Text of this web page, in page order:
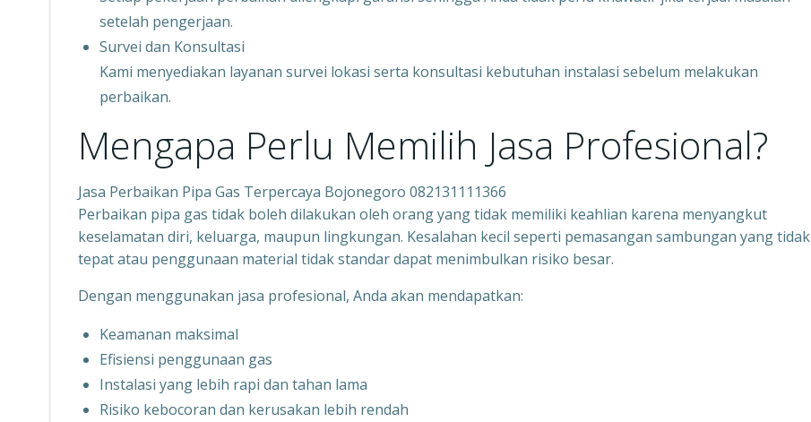
setelah pengerjaan.
Survei dan Konsultasi
Kami menyediakan layanan survei lokasi serta konsultasi kebutuhan instalasi sebelum melakukan
perbaikan.
Mengapa Perlu Memilih Jasa Profesional?
Jasa Perbaikan Pipa Gas Terpercaya Bojonegoro 082131111366
Perbaikan pipa gas tidak boleh dilakukan oleh orang yang tidak memiliki keahlian karena menyangkut
keselamatan diri, keluarga, maupun lingkungan. Kesalahan kecil seperti pemasangan sambungan yang tidak
tepat atau penggunaan material tidak standar dapat menimbulkan risiko besar.
Dengan menggunakan jasa profesional, Anda akan mendapatkan:
Keamanan maksimal
Efisiensi penggunaan gas
Instalasi yang lebih rapi dan tahan lama
Risiko kebocoran dan kerusakan lebih rendah